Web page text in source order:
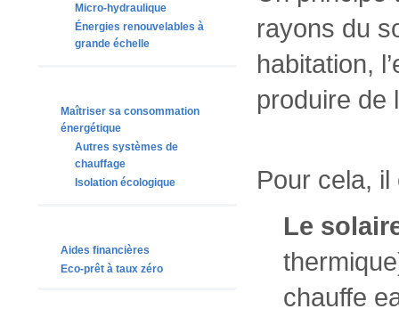
Micro-hydraulique
Énergies renouvelables à
grande échelle
Maîtriser sa consommation
énergétique
Autres systèmes de
chauffage
Isolation écologique
Aides financières
Eco-prêt à taux zéro
rayons du
habitation,
produire de
Pour cela,
Le
chauffe